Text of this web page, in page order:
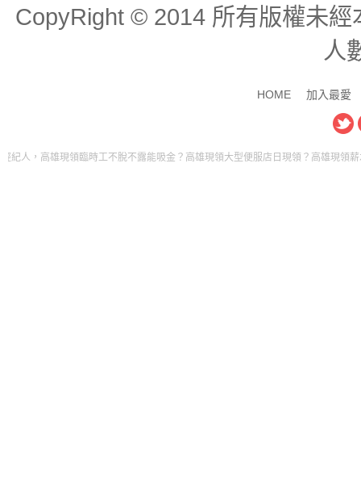
CopyRight © 2014 所有版權未
人
HOME 加入最愛
不脫不露能吸金？高雄現領大型便服店日現領？高雄現領薪水的工作妳，